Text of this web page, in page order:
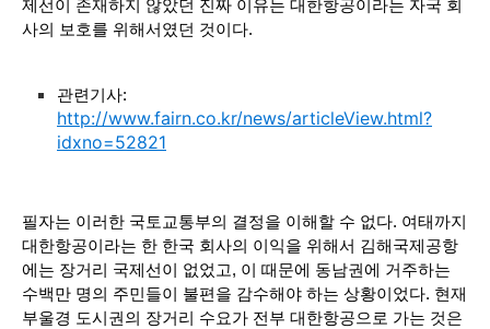
제선이 존재하지 않았던 진짜 이유는 대한항공이라는 자국 회
사의 보호를 위해서였던 것이다.
http://www.fairn.co.kr/news/articleView.html?
idxno=52821
필자는 이러한 국토교통부의 결정을 이해할 수 없다. 여태까지
대한항공이라는 한 한국 회사의 이익을 위해서 김해국제공항
에는 장거리 국제선이 없었고, 이 때문에 동남권에 거주하는
수백만 명의 주민들이 불편을 감수해야 하는 상황이었다. 현재
부울경 도시권의 장거리 수요가 전부 대한항공으로 가는 것은